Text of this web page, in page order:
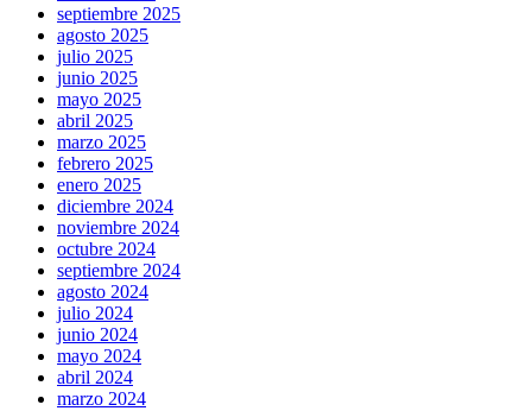
septiembre 2025
agosto 2025
julio 2025
junio 2025
mayo 2025
abril 2025
marzo 2025
febrero 2025
enero 2025
diciembre 2024
noviembre 2024
octubre 2024
septiembre 2024
agosto 2024
julio 2024
junio 2024
mayo 2024
abril 2024
marzo 2024